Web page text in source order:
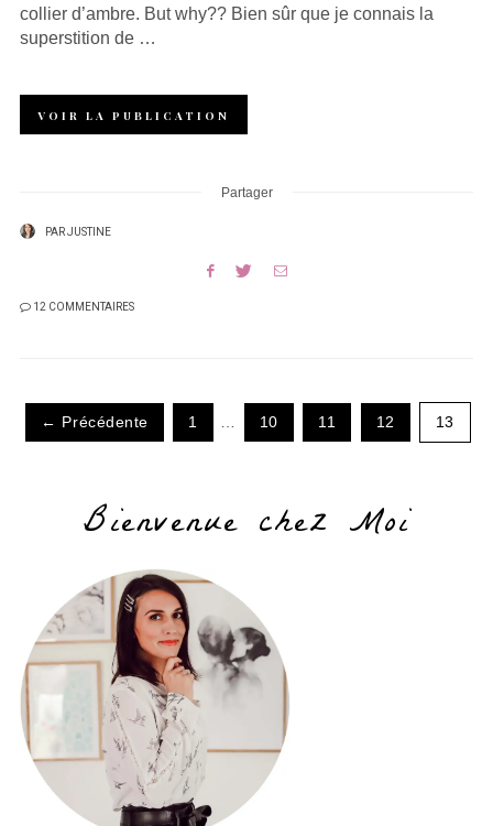
collier d’ambre. But why?? Bien sûr que je connais la
superstition de …
VOIR LA PUBLICATION
Partager
PARJUSTINE
12 COMMENTAIRES
← Précédente 1 10 11 12 13
Bienvenue chez Moi